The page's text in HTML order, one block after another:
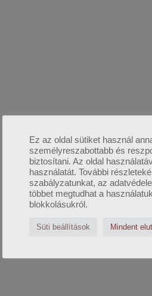
Ez az oldal sütiket használ
személyreszabottabb és
biztosítani. Az oldal
használatát. További
szabályzatunkat, az
többet megtudhat a
blokkolásukról.
Süti beállítások Mindent